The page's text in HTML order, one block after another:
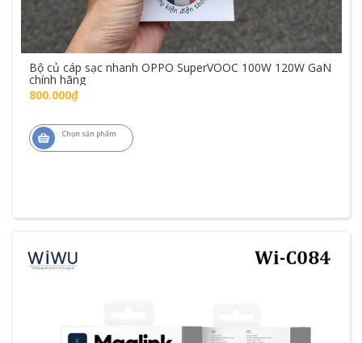
Bộ củ cáp sạc nhanh OPPO SuperVOOC 100W 120W GaN
chính hãng
800.000₫
Chọn sản phẩm